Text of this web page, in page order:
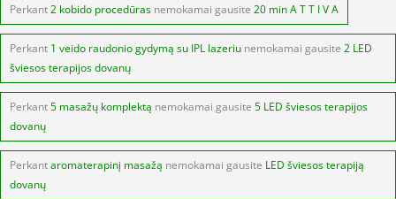
Perkant2 kobido procedūras nemokamai gausite 20 min A T T I V A
Perkant 1 veido raudonio gydymą su IPL lazeriu nemokamai gausite 2 LED
šviesos terapijos dovanų
Perkant5 masažų komplektą nemokamai gausite 5 LED šviesos terapijos
dovanų
Perkantaromaterapinį masažą nemokamai gausite LED šviesos terapiją
dovanų